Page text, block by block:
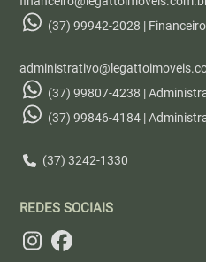
(37) 99942-2028 | Financeiro
(37) 99807-4238 |
(37) 99846-4184 |
(37) 3242-1330
REDES SOCIAIS